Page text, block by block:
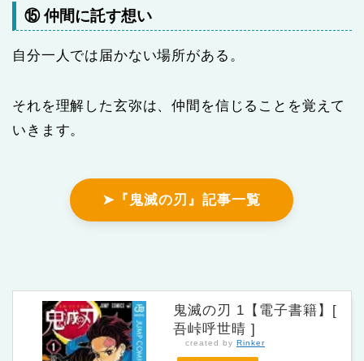
⑮ 仲間に託す想い
自分一人では届かない場所がある。
それを理解した玄弥は、仲間を信じることを覚えて
いきます。
➤『鬼滅の刃』記事一覧
鬼滅の刃 1【電子書籍】[
吾峠呼世晴 ]
created by Rinker